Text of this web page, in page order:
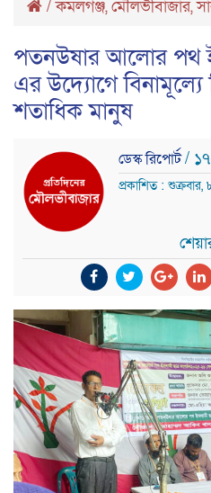
/কমলগঞ্জ,মৌলভীবাজার,
পতনউষার আলোর পথ
এর উদ্যোগে বিনামূল্যে
শতাধিক মানুষ
ডেস্ক রিপোর্ট/
প্রকাশিত :